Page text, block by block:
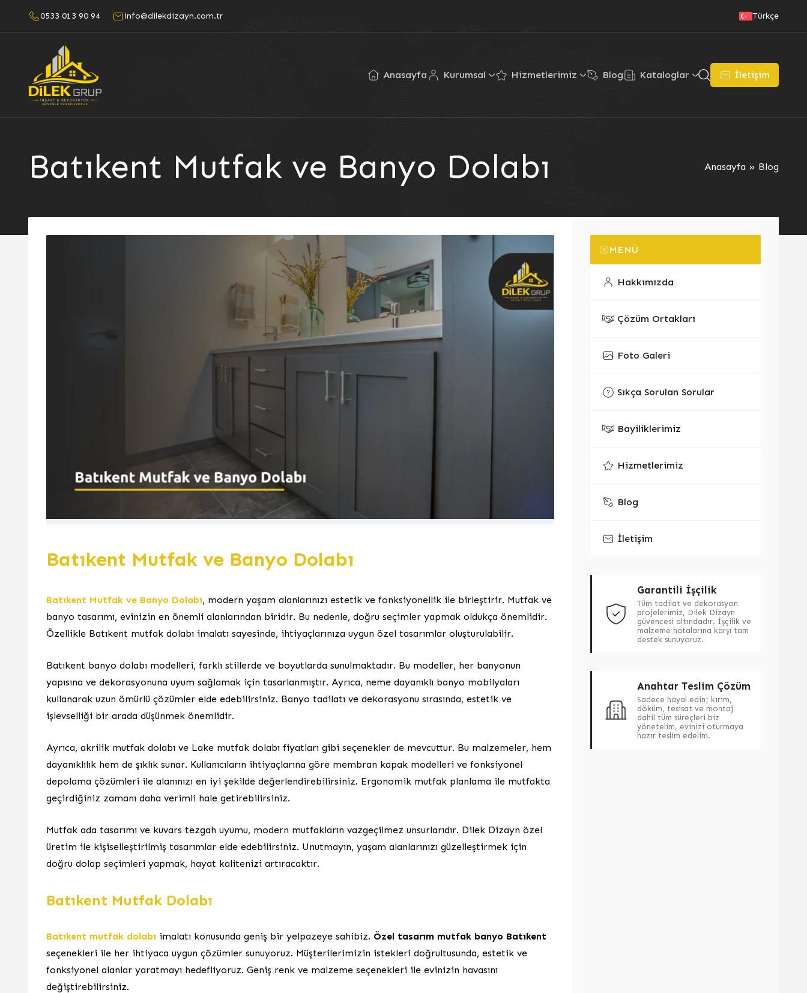
0533 013 90 94 info@dilekdizayn.com.tr Türkçe
Anasayfa Kurumsal Hizmetlerimiz Blog Kataloglar İletişim
Batıkent Mutfak ve Banyo Dolabı Anasayfa » Blog
Batıkent Mutfak ve Banyo Dolabı
Batıkent Mutfak ve Banyo Dolabı, modern yaşam alanlarınızı estetik ve fonksiyonellik ile birleştirir. Mutfak ve
banyo tasarımı, evinizin en önemli alanlarından biridir. Bu nedenle, doğru seçimler yapmak oldukça önemlidir.
Özellikle Batıkent mutfak dolabı imalatı sayesinde, ihtiyaçlarınıza uygun özel tasarımlar oluşturulabilir.
Batıkent banyo dolabı modelleri, farklı stillerde ve boyutlarda sunulmaktadır. Bu modeller, her banyonun
yapısına ve dekorasyonuna uyum sağlamak için tasarlanmıştır. Ayrıca, neme dayanıklı banyo mobilyaları
kullanarak uzun ömürlü çözümler elde edebilirsiniz. Banyo tadilatı ve dekorasyonu sırasında, estetik ve
işlevselliği bir arada düşünmek önemlidir.
Ayrıca, akrilik mutfak dolabı ve Lake mutfak dolabı fiyatları gibi seçenekler de mevcuttur. Bu malzemeler, hem
dayanıklılık hem de şıklık sunar. Kullanıcıların ihtiyaçlarına göre membran kapak modelleri ve fonksiyonel
depolama çözümleri ile alanınızı en iyi şekilde değerlendirebilirsiniz. Ergonomik mutfak planlama ile mutfakta
geçirdiğiniz zamanı daha verimli hale getirebilirsiniz.
Mutfak ada tasarımı ve kuvars tezgah uyumu, modern mutfakların vazgeçilmez unsurlarıdır. Dilek Dizayn özel
üretim ile kişiselleştirilmiş tasarımlar elde edebilirsiniz. Unutmayın, yaşam alanlarınızı güzelleştirmek için
doğru dolap seçimleri yapmak, hayat kalitenizi artıracaktır.
Batıkent Mutfak Dolabı
Batıkent mutfak dolabı imalatı konusunda geniş bir yelpazeye sahibiz. Özel tasarım mutfak banyo Batıkent
seçenekleri ile her ihtiyaca uygun çözümler sunuyoruz. Müşterilerimizin istekleri doğrultusunda, estetik ve
fonksiyonel alanlar yaratmayı hedefliyoruz. Geniş renk ve malzeme seçenekleri ile evinizin havasını
değiştirebilirsiniz.
MENÜ
Hakkımızda
Çözüm Ortakları
Foto Galeri
Sıkça Sorulan Sorular
Bayiliklerimiz
Hizmetlerimiz
Blog
İletişim
Garantili İşçilik
Tüm tadilat ve dekorasyon
projelerimiz, Dilek Dizayn
güvencesi altındadır. İşçilik ve
malzeme hatalarına karşı tam
destek sunuyoruz.
Anahtar Teslim Çözüm
Sadece hayal edin; kırım,
döküm, tesisat ve montaj
dahil tüm süreçleri biz
yönetelim, evinizi oturmaya
hazır teslim edelim.